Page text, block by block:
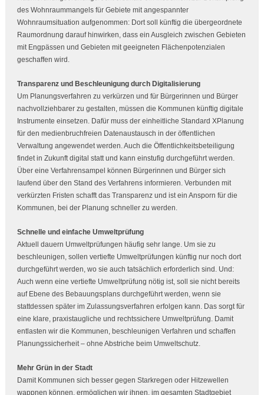
des Wohnraummangels für Gebiete mit angespannter
Wohnraumsituation aufgenommen: Dort soll künftig die übergeordnete
Raumordnung darauf hinwirken, dass ein Ausgleich zwischen Gebieten
mit Engpässen und Gebieten mit geeigneten Flächenpotenzialen
geschaffen wird.
Transparenz und Beschleunigung durch Digitalisierung
Um Planungsverfahren zu verkürzen und für Bürgerinnen und Bürger
nachvollziehbarer zu gestalten, müssen die Kommunen künftig digitale
Instrumente einsetzen. Dafür muss der einheitliche Standard XPlanung
für den medienbruchfreien Datenaustausch in der öffentlichen
Verwaltung angewendet werden. Auch die Öffentlichkeitsbeteiligung
findet in Zukunft digital statt und kann einstufig durchgeführt werden.
Über eine Verfahrensampel können Bürgerinnen und Bürger sich
laufend über den Stand des Verfahrens informieren. Verbunden mit
verkürzten Fristen schafft das Transparenz und ist ein Ansporn für die
Kommunen, bei der Planung schneller zu werden.
Schnelle und einfache Umweltprüfung
Aktuell dauern Umweltprüfungen häufig sehr lange. Um sie zu
beschleunigen, sollen vertiefte Umweltprüfungen künftig nur noch dort
durchgeführt werden, wo sie auch tatsächlich erforderlich sind. Und:
Auch wenn eine vertiefte Umweltprüfung nötig ist, soll sie nicht bereits
auf Ebene des Bebauungsplans durchgeführt werden, wenn sie
stattdessen später im Zulassungsverfahren erfolgen kann. Das sorgt für
eine klare, praxistaugliche und rechtssichere Umweltprüfung. Damit
entlasten wir die Kommunen, beschleunigen Verfahren und schaffen
Planungssicherheit – ohne Abstriche beim Umweltschutz.
Mehr Grün in der Stadt
Damit Kommunen sich besser gegen Starkregen oder Hitzewellen
wappnen können, ermöglichen wir ihnen, im gesamten Stadtgebiet